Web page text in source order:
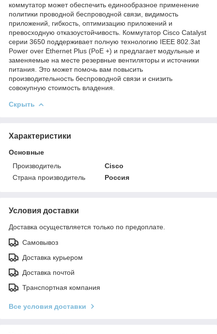
коммутатор может обеспечить единообразное применение
политики проводной беспроводной связи, видимость
приложений, гибкость, оптимизацию приложений и
превосходную отказоустойчивость. Коммутатор Cisco Catalyst
серии 3650 поддерживает полную технологию IEEE 802.3at
Power over Ethernet Plus (PoE +) и предлагает модульные и
заменяемые на месте резервные вентиляторы и источники
питания. Это может помочь вам повысить
производительность беспроводной связи и снизить
совокупную стоимость владения.
Скрыть
Характеристики
Основные
Производитель
Cisco
Страна производитель
Россия
Условия доставки
Доставка осуществляется только по предоплате.
Самовывоз
Доставка курьером
Доставка почтой
Транспортная компания
Все условия доставки